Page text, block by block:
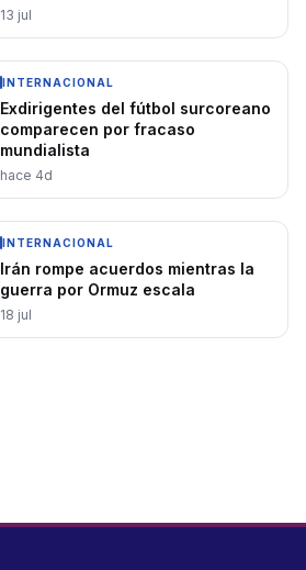
13 jul
INTERNACIONAL
Exdirigentes del fútbol surcoreano
comparecen por fracaso
mundialista
hace 4d
INTERNACIONAL
Irán rompe acuerdos mientras la
guerra por Ormuz escala
18 jul